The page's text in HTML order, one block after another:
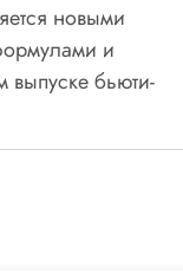
новыми
и
выпуске бьюти-